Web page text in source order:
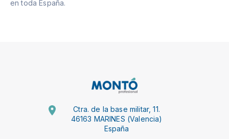
en toda España.
Ctra. de la base militar, 11.
46163 MARINES (Valencia)
España